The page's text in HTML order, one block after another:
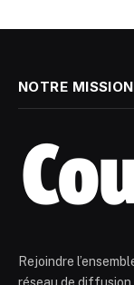
NOTRE MISSION
Rejoindre